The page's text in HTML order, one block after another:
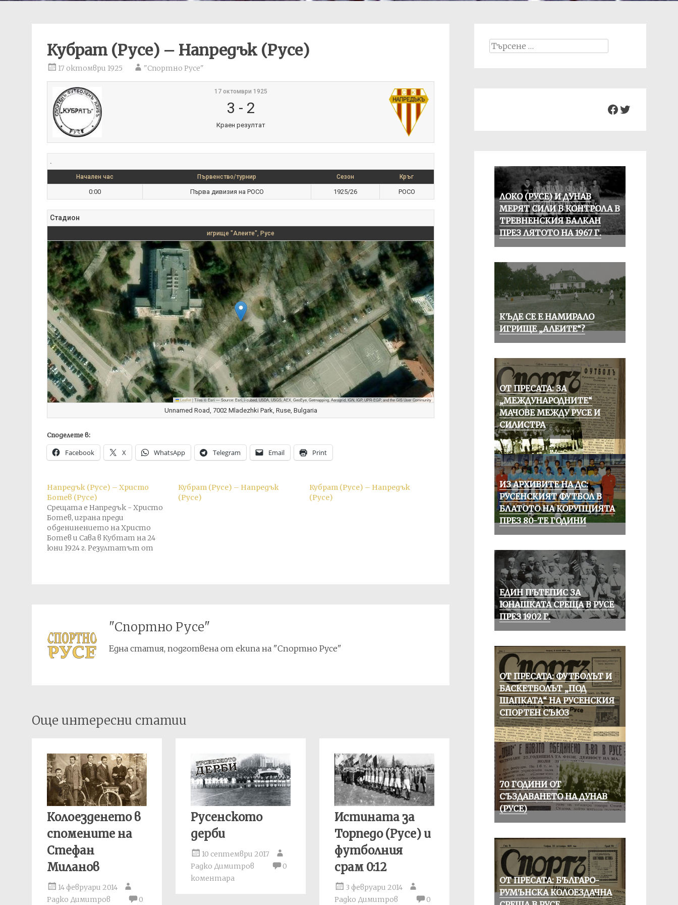
Кубрат (Русе) – Напредък (Русе)
17 октомври 1925 "Спортно Русе"
17 октомври 1925
3 - 2
Краен резултат
.
Начален час Първенство/турнир Сезон Кръг
0:00 Първа дивизия на РОСО 1925/26 РОСО
Стадион
игрище "Алеите", Русе
Leaflet|Tiles © Esri — Source: Esri, i-cubed, USDA, USGS, AEX, GeoEye, Getmapping, Aerogrid, IGN, IGP, UPR-EGP, and the GIS User Community
Unnamed Road, 7002 Mladezhki Park, Ruse, Bulgaria
Споделете в:
Facebook X WhatsApp Telegram Email Print
Напредък (Русе) – Христо
Ботев (Русе)
Срещата е Напредък - Христо
Ботев, играна преди
обденинението на Христо
Ботев и Сава в Кубтат на 24
юни 1924 г. Резултатът от
Кубрат (Русе) – Напредък
(Русе)
Кубрат (Русе) – Напредък
(Русе)
"Спортно Русе"
Една статия, подготвена от екипа на "Спортно Русе"
Post
navigation
Още интересни статии
Колоезденето в
спомените на
Стефан
Миланов
14 февруари 2014
Радко Димитров
0
Русенското
дерби
10 септември 2017
Радко Димитров
0
коментара
Истината за
Торпедо (Русе) и
футболния
срам 0:12
3 февруари 2014
Радко Димитров
0
Search
Facebook
Twitter
ЛОКО (РУСЕ) И ДУНАВ
МЕРЯТ СИЛИ В КОНТРОЛА В
ТРЕВНЕНСКИЯ БАЛКАН
ПРЕЗ ЛЯТОТО НА 1967 Г.
КЪДЕ СЕ Е НАМИРАЛО
ИГРИЩЕ „АЛЕИТЕ“?
ОТ ПРЕСАТА: ЗА
„МЕЖДУНАРОДНИТЕ“
МАЧОВЕ МЕЖДУ РУСЕ И
СИЛИСТРА
ИЗ АРХИВИТЕ НА ДС:
РУСЕНСКИЯТ ФУТБОЛ В
БЛАТОТО НА КОРУПЦИЯТА
ПРЕЗ 80-ТЕ ГОДИНИ
ЕДИН ПЪТЕПИС ЗА
ЮНАШКАТА СРЕЩА В РУСЕ
ПРЕЗ 1902 Г.
ОТ ПРЕСАТА: ФУТБОЛЪТ И
БАСКЕТБОЛЪТ „ПОД
ШАПКАТА“ НА РУСЕНСКИЯ
СПОРТЕН СЪЮЗ
70 ГОДИНИ ОТ
СЪЗДАВАНЕТО НА ДУНАВ
(РУСЕ)
ОТ ПРЕСАТА: БЪЛГАРО-
РУМЪНСКА КОЛОЕЗДАЧНА